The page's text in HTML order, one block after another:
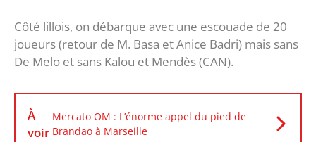
Côté lillois, on débarque avec une escouade de 20
joueurs (retour de M. Basa et Anice Badri) mais sans
De Melo et sans Kalou et Mendès (CAN).
À
voir
Mercato OM : L’énorme appel du pied de
Brandao à Marseille